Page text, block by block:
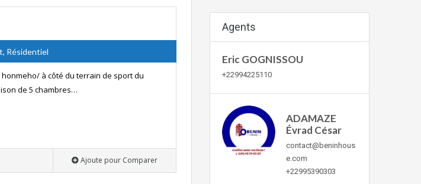
Résidentiel
à côté du terrain de sport du
de 5 chambres…
Ajoute pour Comparer
Agents
Eric GOGNISSOU
+22994225110
ADAMAZE
Évrad César
contact@beninhous
e.com
+22995390303